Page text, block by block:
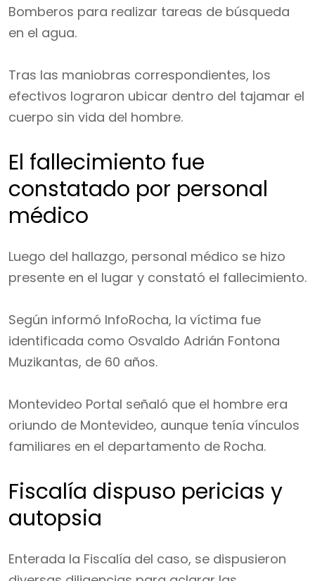
Bomberos para realizar tareas de búsqueda
en el agua.
Tras las maniobras correspondientes, los
efectivos lograron ubicar dentro del tajamar el
cuerpo sin vida del hombre.
El fallecimiento fue
constatado por personal
médico
Luego del hallazgo, personal médico se hizo
presente en el lugar y constató el fallecimiento.
Según informó InfoRocha, la víctima fue
identificada como Osvaldo Adrián Fontona
Muzikantas, de 60 años.
Montevideo Portal señaló que el hombre era
oriundo de Montevideo, aunque tenía vínculos
familiares en el departamento de Rocha.
Fiscalía dispuso pericias y
autopsia
Enterada la Fiscalía del caso, se dispusieron